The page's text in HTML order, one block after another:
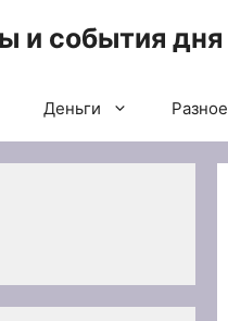
и события дня
Деньги Разное